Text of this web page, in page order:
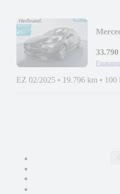
33.790
EZ 02/2025 • 19.796 km • 100